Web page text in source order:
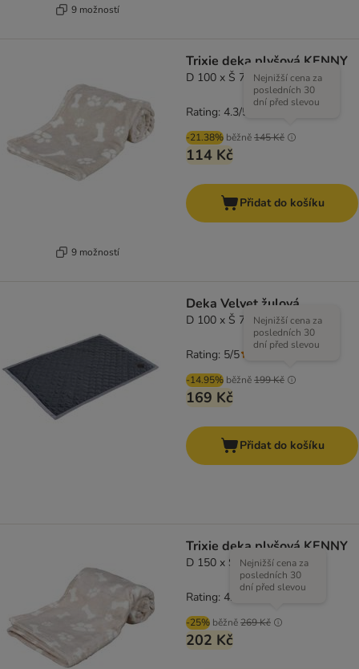
9 možností
9 možností
Trixie deka plyšová KENNY
D 100 x Š 75 cm, béžová
-21.38% běžně145 Kč
Nejnižší cena za
posledních 30
dní před slevou
114 Kč
Rating: 4.3/5
Přidat do košíku
Deka Velvet žulová
D 100 x Š 70 cm
-14.95% běžně199 Kč
Nejnižší cena za
posledních 30
dní před slevou
169 Kč
Rating: 5/5
Přidat do košíku
Trixie deka plyšová KENNY
D 150 x Š 100 cm, béžová
-25% běžně269 Kč
Nejnižší cena za
posledních 30
dní před slevou
202 Kč
Rating: 4.3/5